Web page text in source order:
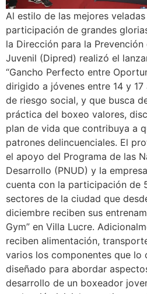
Al estilo de las mejores
participación de grandes
la Dirección para la Prevención
Juvenil (Dipred) realizó el
“Gancho Perfecto entre
dirigido a jóvenes entre 14 y
de riesgo social, y que busca
práctica del boxeo valores,
plan de vida que contribuya a
patrones delincuenciales. El
el apoyo del Programa de las
Desarrollo (PNUD) y la
cuenta con la participación de
sectores de la ciudad que
diciembre reciben sus
Gym” en Villa Lucre.
reciben alimentación,
varios los componentes que lo
diseñado para abordar
desarrollo de un boxeador